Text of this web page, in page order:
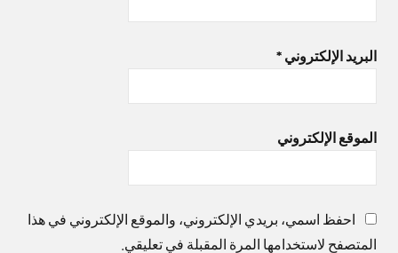
البريد الإلكتروني *
الموقع الإلكتروني
احفظ اسمي، بريدي الإلكتروني، والموقع الإلكتروني في هذا
المتصفح لاستخدامها المرة المقبلة في تعليقي.